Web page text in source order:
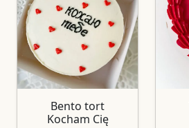
Bento tort
Kocham Cię